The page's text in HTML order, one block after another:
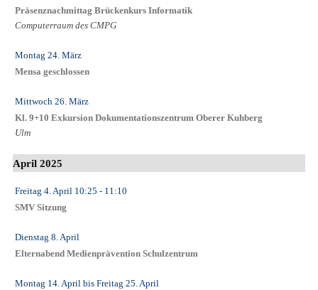
Präsenznachmittag Brückenkurs Informatik
Computerraum des CMPG
Montag 24. März
Mensa geschlossen
Mittwoch 26. März
Kl. 9+10 Exkursion Dokumentationszentrum Oberer Kuhberg
Ulm
April 2025
Freitag 4. April 10:25 - 11:10
SMV Sitzung
Dienstag 8. April
Elternabend Medienprävention Schulzentrum
Montag 14. April bis Freitag 25. April